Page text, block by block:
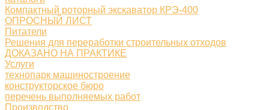
Компактный роторный экскаватор КРЭ-400
ОПРОСНЫЙ ЛИСТ
Питатели
Решения для переработки строительных отходов
ДОКАЗАНО НА ПРАКТИКЕ
Услуги
технопарк машиностроение
конструкторское бюро
перечень выполняемых работ
Производство